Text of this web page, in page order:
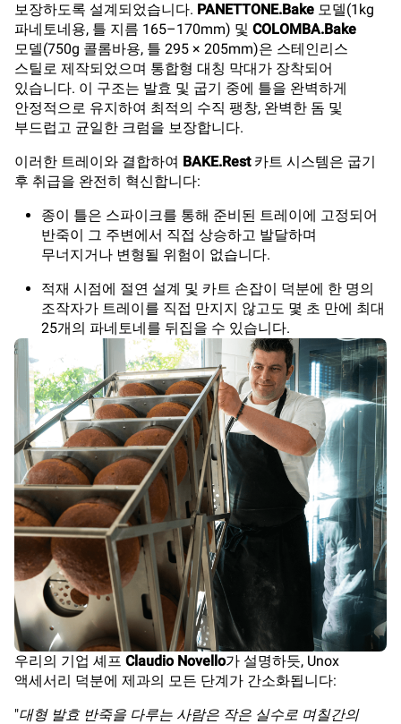
보장하도록 설계되었습니다. PANETTONE.Bake 모델(1kg
파네토네용, 틀 지름 165–170mm) 및 COLOMBA.Bake
모델(750g 콜롬바용, 틀 295 × 205mm)은 스테인리스
스틸로 제작되었으며 통합형 대칭 막대가 장착되어
있습니다. 이 구조는 발효 및 굽기 중에 틀을 완벽하게
안정적으로 유지하여 최적의 수직 팽창, 완벽한 돔 및
부드럽고 균일한 크럼을 보장합니다.
이러한 트레이와 결합하여 BAKE.Rest카트 시스템은 굽기
후 취급을 완전히 혁신합니다:
종이 틀은 스파이크를 통해 준비된 트레이에 고정되어
반죽이 그 주변에서 직접 상승하고 발달하며
무너지거나 변형될 위험이 없습니다.
적재 시점에 절연 설계 및 카트 손잡이 덕분에 한 명의
조작자가 트레이를 직접 만지지 않고도 몇 초 만에 최대
25개의 파네토네를 뒤집을 수 있습니다.
우리의 기업 셰프 Claudio Novello가 설명하듯, Unox
액세서리 덕분에 제과의 모든 단계가 간소화됩니다:
"대형 발효 반죽을 다루는 사람은 작은 실수로 며칠간의